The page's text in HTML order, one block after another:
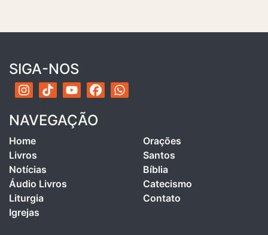
SIGA-NOS
NAVEGAÇÃO
Home
Livros
Notícias
Áudio Livros
Liturgia
Igrejas
Orações
Santos
Bíblia
Catecismo
Contato